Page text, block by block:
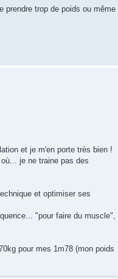
prendre trop de poids ou même
et je m'en porte très bien !
je ne traine pas des
et optimiser ses
"pour faire du muscle",
pour mes 1m78 (mon poids